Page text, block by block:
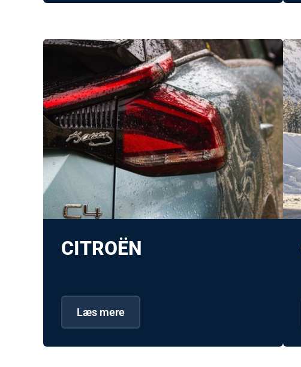
CITROËN
Læs mere